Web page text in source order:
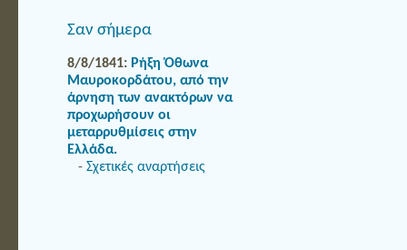
Σαν σήμερα
8/8/1841: Ρήξη Όθωνα 
Μαυροκορδάτου, από την
άρνηση των ανακτόρων να
προχωρήσουν οι
μεταρρυθμίσεις στην
Ελλάδα.
- Σχετικές αναρτήσεις